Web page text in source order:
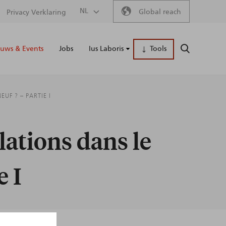
Secondary
menu
Privacy Verklaring NL Global reach
Main
& Events Jobs Ius Laboris Tools ZOEKEN
? – PARTIE I
dans le
I